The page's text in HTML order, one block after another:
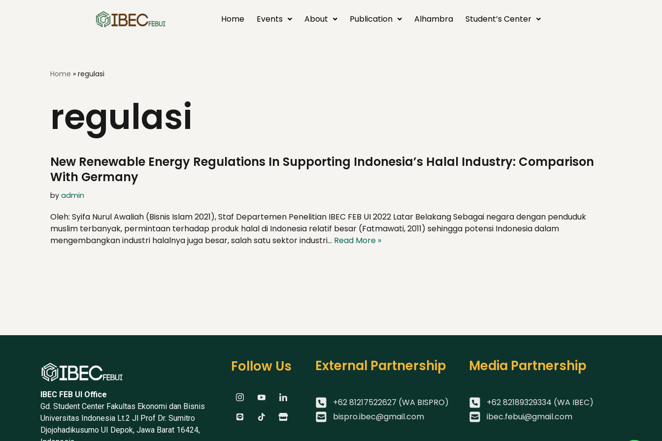
Home Events About Publication Alhambra Student’s Center
Home » regulasi
regulasi
New Renewable Energy Regulations In Supporting Indonesia’s Halal Industry: Comparison
With Germany
by admin
Oleh: Syifa Nurul Awaliah (Bisnis Islam 2021), Staf Departemen Penelitian IBEC FEB UI 2022 Latar Belakang Sebagai negara dengan penduduk
muslim terbanyak, permintaan terhadap produk halal di Indonesia relatif besar (Fatmawati, 2011) sehingga potensi Indonesia dalam
mengembangkan industri halalnya juga besar, salah satu sektor industri… Read More »
IBEC FEB UI Office
Gd. Student Center Fakultas Ekonomi dan Bisnis
Universitas Indonesia Lt.2 Jl Prof Dr. Sumitro
Djojohadikusumo UI Depok, Jawa Barat 16424,
Follow Us External Partnership Media Partnership
+62 81217522627 (WA BISPRO)
bispro.ibec@gmail.com
+62 82189329334 (WA IBEC)
ibec.febui@gmail.com